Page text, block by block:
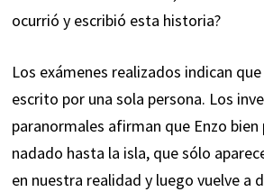
ocurrió y escribió esta historia?
Los exámenes realizados indican
escrito por una sola persona. Los
paranormales afirman que Enzo bien
nadado hasta la isla, que sólo
en nuestra realidad y luego vuelve a